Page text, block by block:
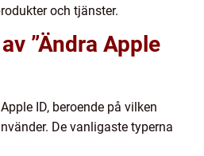
och tjänster.
”Ändra Apple
ID, beroende på vilken
De vanligaste typerna